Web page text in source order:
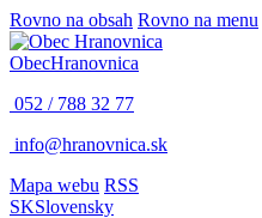
Rovno na obsah Rovno na menu
ObecHranovnica
052 / 788 32 77
info@hranovnica.sk
Mapa webu RSS
SKSlovensky